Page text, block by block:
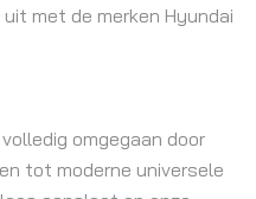
met de merken Hyundai
omgegaan door
tot moderne universele